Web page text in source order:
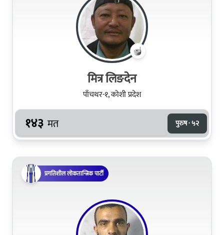
मित्र लिङदेन
पाँचथर-१, कोशी प्रदेश
१४३ मत पुरुष · ५२
प्रगतिशील लोकतान्त्रिक पार्टी